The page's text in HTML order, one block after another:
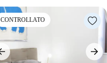
CONTROLLATO